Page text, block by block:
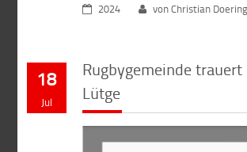
2024 von Christian Doering
18
Jul
Rugbygemeinde
Lütge